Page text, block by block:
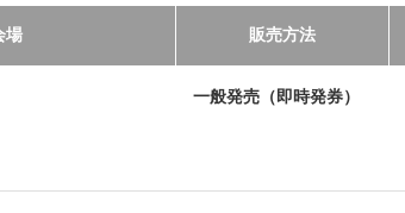
場 販売方法
一般発売（即時発券）